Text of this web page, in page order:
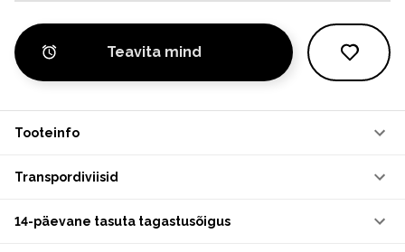
Teavita mind
Tooteinfo
Transpordiviisid
14-päevane tasuta tagastusõigus